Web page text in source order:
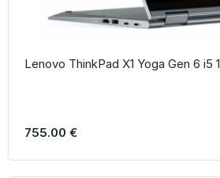
Lenovo ThinkPad X1 Yoga Gen 6 i5
755.00 €